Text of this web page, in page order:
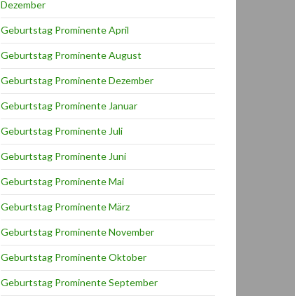
Dezember
Geburtstag Prominente April
Geburtstag Prominente August
Geburtstag Prominente Dezember
Geburtstag Prominente Januar
Geburtstag Prominente Juli
Geburtstag Prominente Juni
Geburtstag Prominente Mai
Geburtstag Prominente März
Geburtstag Prominente November
Geburtstag Prominente Oktober
Geburtstag Prominente September